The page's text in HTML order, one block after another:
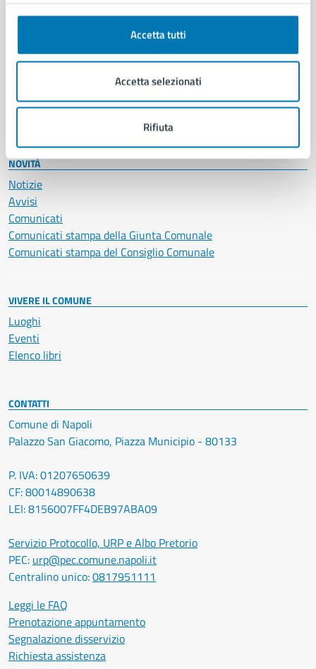
Accetta tutti
Accetta selezionati
Rifiuta
Documenti e certificati
Imprese e commercio
Salute, benessere e assistenza
Servizi Cimiteriali
Vita lavorativa
NOVITÀ
Notizie
Avvisi
Comunicati
Comunicati stampa della Giunta Comunale
Comunicati stampa del Consiglio Comunale
VIVERE IL COMUNE
Luoghi
Eventi
Elenco libri
CONTATTI
Comune di Napoli
Palazzo San Giacomo, Piazza Municipio - 80133
P. IVA: 01207650639
CF: 80014890638
LEI: 8156007FF4DEB97ABA09
Servizio Protocollo, URP e Albo Pretorio
PEC: urp@pec.comune.napoli.it
Centralino unico:0817951111
Leggi le FAQ
Prenotazione appuntamento
Segnalazione disservizio
Richiesta assistenza